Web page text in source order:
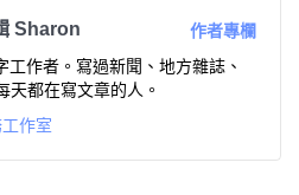
Sharon
作者專欄
工作者。寫過新聞、地方雜誌、
天都在寫文章的人。
作室